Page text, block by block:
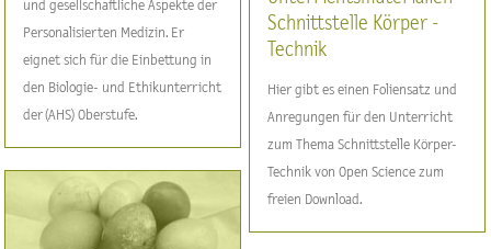
und gesellschaftliche Aspekte der
Personalisierten Medizin. Er
eignet sich für die Einbettung in
den Biologie- und Ethikunterricht
der (AHS) Oberstufe.
Schnittstelle Körper -
Technik
Hier gibt es einen Foliensatz und
Anregungen für den Unterricht
zum Thema Schnittstelle Körper-
Technik von Open Science zum
freien Download.